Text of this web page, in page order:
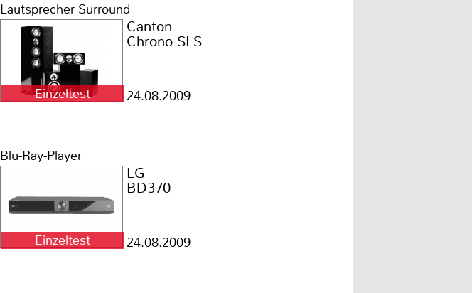
Lautsprecher Surround
Einzeltest
Canton
Chrono SLS
24.08.2009
Blu-Ray-Player
Einzeltest
LG
BD370
24.08.2009